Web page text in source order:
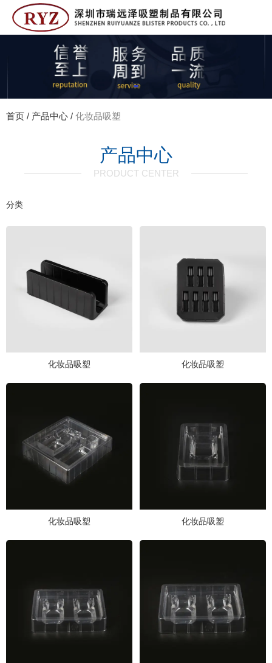
13823353136
0755-28998896
首页 / 产品中心 / 化妆品吸塑
产品中心
PRODUCT CENTER
分类
化妆品吸塑 化妆品吸塑
化妆品吸塑 化妆品吸塑